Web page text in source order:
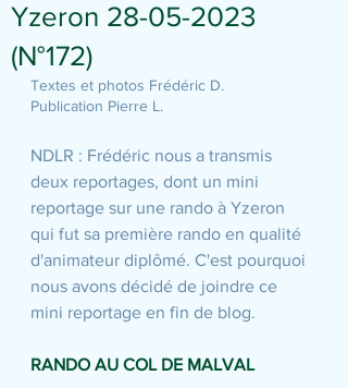
Yzeron 28-05-2023
(N°172)
Textes et photos Frédéric D.
Publication Pierre L.
NDLR : Frédéric nous a transmis
deux reportages, dont un mini
reportage sur une rando à Yzeron
qui fut sa première rando en qualité
d'animateur diplômé. C'est pourquoi
nous avons décidé de joindre ce
mini reportage en fin de blog.
RANDO AU COL DE MALVAL